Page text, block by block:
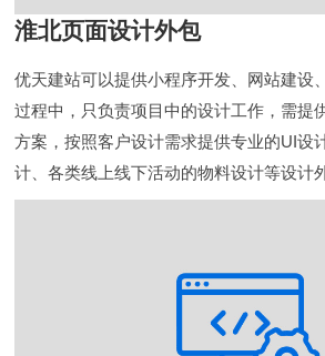
淮北页面设计外包
优天建站可以提供小程序开发、网站建设
过程中，只负责项目中的设计工作，需提
方案，按照客户设计需求提供专业的UI设
计、各类线上线下活动的物料设计等设计